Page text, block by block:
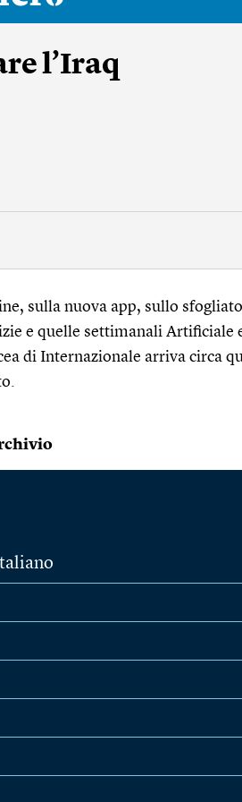
l’Iraq
sulla nuova app, sullo
e quelle settimanali Artificiale
di Internazionale arriva circa